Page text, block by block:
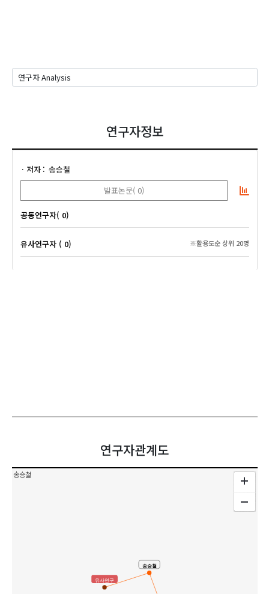
연구자정보
저자
송승철
발표논문( 0)
공동연구자( 0)
유사연구자 ( 0) ※활용도순 상위 20명
연구자관계도
송승철
송승철
유사연구